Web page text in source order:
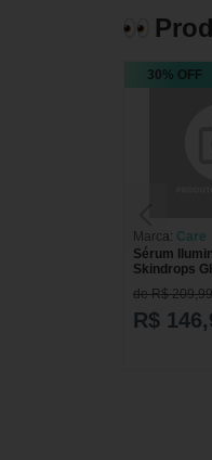
30% OFF
Marca: Care
Sérum
Skindrops
de R$ 209,99
R$